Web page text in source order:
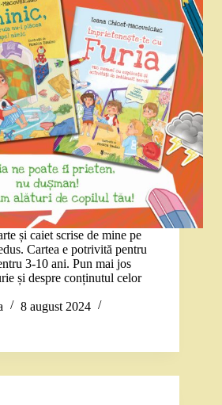
și caiet scrise de mine pe
Cartea e potrivită pentru
3-10 ani. Pun mai jos
și despre conținutul celor
8 august 2024